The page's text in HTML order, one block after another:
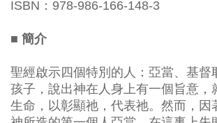
ISBN：978-986-166-148-3
■ 簡介
聖經啟示四個特別的人：亞當、基督
孩子，說出神在人身上有一個旨意，
生命，以彰顯祂，代表祂。然而，因